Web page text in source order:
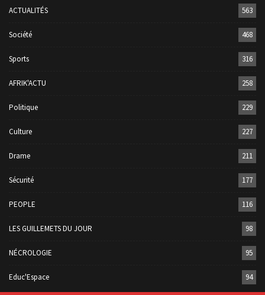
ACTUALITÉS 563
Société 468
Sports 316
AFRIK'ACTU 258
Politique 229
Culture 227
Drame 211
Sécurité 177
PEOPLE 116
LES GUILLEMETS DU JOUR 98
NÉCROLOGIE 95
Educ'Espace 94